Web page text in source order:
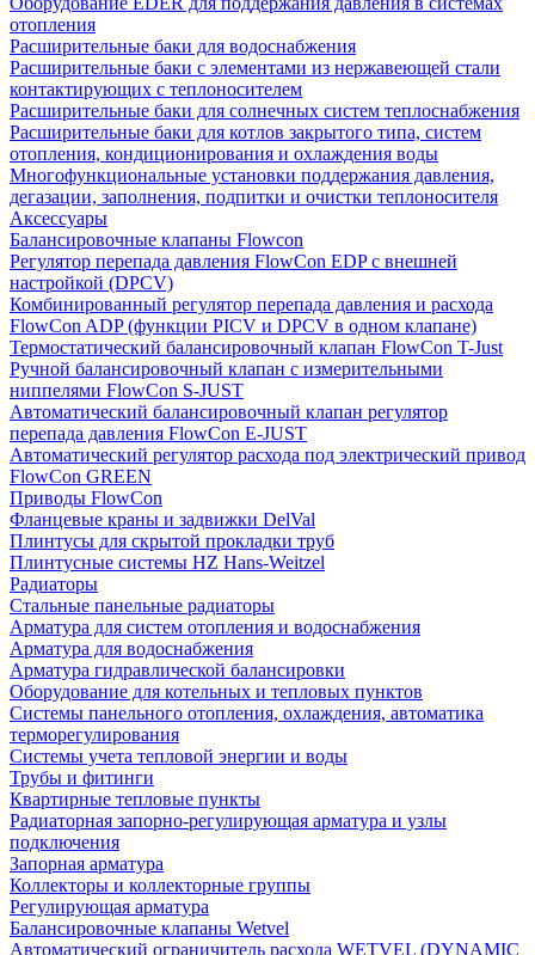
отопления
Расширительные баки для водоснабжения
Расширительные баки с элементами из нержавеющей стали
контактирующих с теплоносителем
Расширительные баки для солнечных систем теплоснабжения
Расширительные баки для котлов закрытого типа, систем
отопления, кондиционирования и охлаждения воды
Многофункциональные установки поддержания давления,
дегазации, заполнения, подпитки и очистки теплоносителя
Аксессуары
Балансировочные клапаны Flowcon
Регулятор перепада давления FlowСon EDP с внешней
настройкой (DPCV)
Комбинированный регулятор перепада давления и расхода
FlowСon ADP (функции PICV и DPCV в одном клапане)
Термостатический балансировочный клапан FlowСon T-Just
Ручной балансировочный клапан с измерительными
ниппелями FlowСon S-JUST
Автоматический балансировочный клапан регулятор
перепада давления FlowСon E-JUST
Автоматический регулятор расхода под электрический привод
FlowСon GREEN
Приводы FlowCon
Фланцевые краны и задвижки DelVal
Плинтусы для скрытой прокладки труб
Плинтусные системы HZ Hans-Weitzel
Радиаторы
Стальные панельные радиаторы
Арматура для систем отопления и водоснабжения
Арматура для водоснабжения
Арматура гидравлической балансировки
Оборудование для котельных и тепловых пунктов
Системы панельного отопления, охлаждения, автоматика
терморегулирования
Системы учета тепловой энергии и воды
Трубы и фитинги
Квартирные тепловые пункты
Радиаторная запорно-регулирующая арматура и узлы
подключения
Запорная арматура
Коллекторы и коллекторные группы
Регулирующая арматура
Балансировочные клапаны Wetvel
Автоматический ограничитель расхода WETVEL (DYNAMIC